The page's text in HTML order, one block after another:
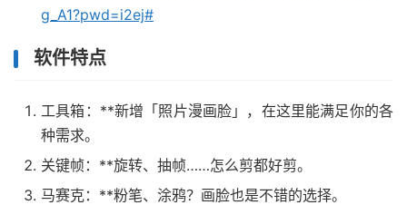
g_A1?pwd=i2ej#
软件特点
工具箱：**新增「照片漫画脸」，在这里能满足你的各
种需求。
关键帧：**旋转、抽帧……怎么剪都好剪。
马赛克：**粉笔、涂鸦？画脸也是不错的选择。